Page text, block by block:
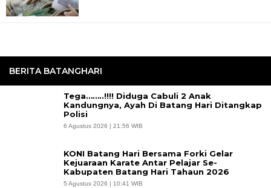
BERITA BATANGHARI
Tega……..!!!! Diduga Cabuli 2 Anak
Kandungnya, Ayah Di Batang Hari Ditangkap
Polisi
6 Agustus 2026 | 21:56 WIB
KONI Batang Hari Bersama Forki Gelar
Kejuaraan Karate Antar Pelajar Se-
Kabupaten Batang Hari Tahaun 2026
5 Agustus 2026 | 10:41 WIB